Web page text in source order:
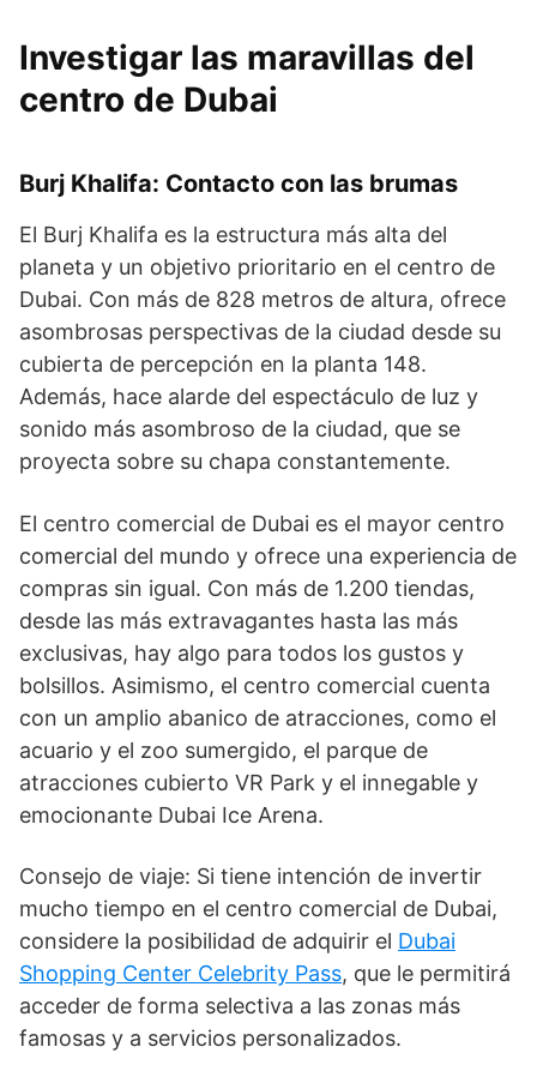
Investigar las maravillas del
centro de Dubai
Burj Khalifa: Contacto con las brumas
El Burj Khalifa es la estructura más alta del
planeta y un objetivo prioritario en el centro de
Dubai. Con más de 828 metros de altura, ofrece
asombrosas perspectivas de la ciudad desde su
cubierta de percepción en la planta 148.
Además, hace alarde del espectáculo de luz y
sonido más asombroso de la ciudad, que se
proyecta sobre su chapa constantemente.
El centro comercial de Dubai es el mayor centro
comercial del mundo y ofrece una experiencia de
compras sin igual. Con más de 1.200 tiendas,
desde las más extravagantes hasta las más
exclusivas, hay algo para todos los gustos y
bolsillos. Asimismo, el centro comercial cuenta
con un amplio abanico de atracciones, como el
acuario y el zoo sumergido, el parque de
atracciones cubierto VR Park y el innegable y
emocionante Dubai Ice Arena.
Consejo de viaje: Si tiene intención de invertir
mucho tiempo en el centro comercial de Dubai,
considere la posibilidad de adquirir el Dubai
Shopping Center Celebrity Pass, que le permitirá
acceder de forma selectiva a las zonas más
famosas y a servicios personalizados.